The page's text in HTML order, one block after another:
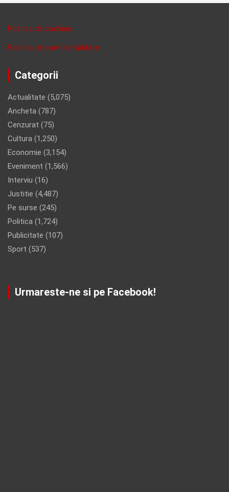
Politica de cookies
Politica de confidentalitate
Categorii
Actualitate (5,075)
Ancheta (787)
Cenzurat (75)
Cultura (1,250)
Economie (3,154)
Eveniment (1,566)
Interviu (16)
Justitie (4,487)
Pe surse (245)
Politica (1,724)
Publicitate (107)
Sport (537)
Urmareste-ne si pe Facebook!